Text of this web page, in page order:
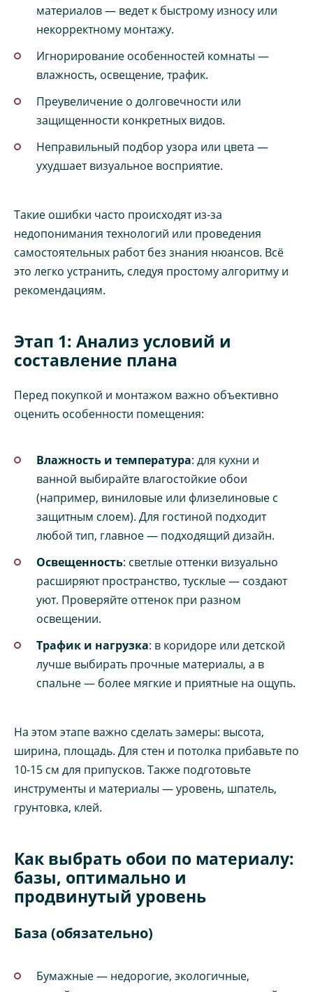
материалов — ведет к быстрому износу или
некорректному монтажу.
Игнорирование особенностей комнаты —
влажность, освещение, трафик.
Преувеличение о долговечности или
защищенности конкретных видов.
Неправильный подбор узора или цвета —
ухудшает визуальное восприятие.
Такие ошибки часто происходят из-за
недопонимания технологий или проведения
самостоятельных работ без знания нюансов. Всё
это легко устранить, следуя простому алгоритму и
рекомендациям.
Этап 1: Анализ условий и
составление плана
Перед покупкой и монтажом важно объективно
оценить особенности помещения:
Влажность и температура: для кухни и
ванной выбирайте влагостойкие обои
(например, виниловые или флизелиновые с
защитным слоем). Для гостиной подходит
любой тип, главное — подходящий дизайн.
Освещенность: светлые оттенки визуально
расширяют пространство, тусклые — создают
уют. Проверяйте оттенок при разном
освещении.
Трафик и нагрузка: в коридоре или детской
лучше выбирать прочные материалы, а в
спальне — более мягкие и приятные на ощупь.
На этом этапе важно сделать замеры: высота,
ширина, площадь. Для стен и потолка прибавьте по
10-15 см для припусков. Также подготовьте
инструменты и материалы — уровень, шпатель,
грунтовка, клей.
Как выбрать обои по материалу:
базы, оптимально и
продвинутый уровень
База (обязательно)
Бумажные — недорогие, экологичные,